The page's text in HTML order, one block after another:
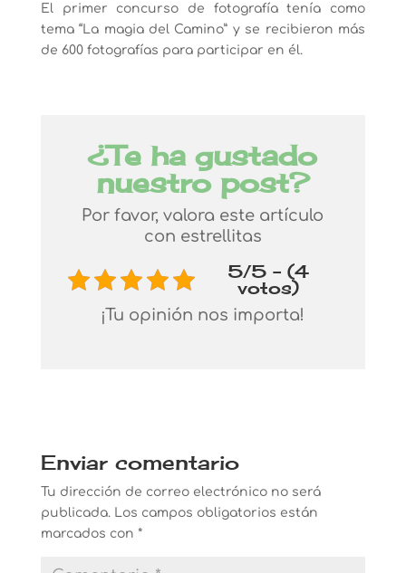
El primer concurso de fotografía tenía como
tema “La magia del Camino” y se recibieron más
de 600 fotografías para participar en él.
¿Te ha gustado
nuestro post?
Por favor, valora este artículo
con estrellitas
5/5 - (4
votos)
¡Tu opinión nos importa!
Enviar comentario
Tu dirección de correo electrónico no será
publicada. Los campos obligatorios están
marcados con *